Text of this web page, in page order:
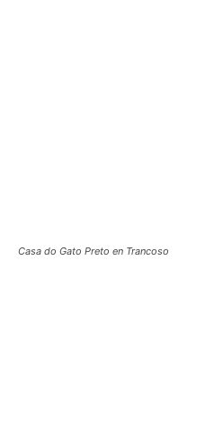
Casa do Gato Preto en Trancoso